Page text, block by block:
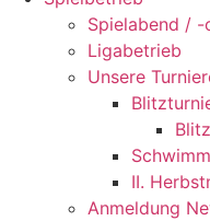
Spielabend /
Ligabetrieb
Unsere
II.
Anmeldung